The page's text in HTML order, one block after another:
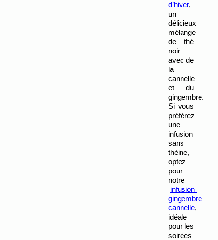
d’hiver,
un
délicieux
mélange
de thé
noir
avec de
la
cannelle
et du
gingembre.
Si vous
préférez
une
infusion
sans
théine,
optez
pour
notre
infusion
gingembre
cannelle,
idéale
pour les
soirées